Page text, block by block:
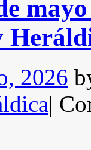
2026
|